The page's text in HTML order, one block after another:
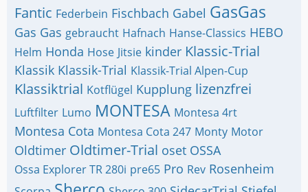
Fantic Federbein Fischbach Gabel GasGas
Gas Gas gebraucht Hafnach Hanse-Classics HEBO
Helm Honda Hose Jitsie kinder Klassic-Trial
Klassik Klassik-Trial Klassik-Trial Alpen-Cup
Klassiktrial Kotflügel Kupplung lizenzfrei
Luftfilter Lumo MONTESA Montesa 4rt
Montesa Cota Montesa Cota 247 Monty Motor
Oldtimer Oldtimer-Trial oset OSSA
Ossa Explorer TR 280i pre65 Pro Rev Rosenheim